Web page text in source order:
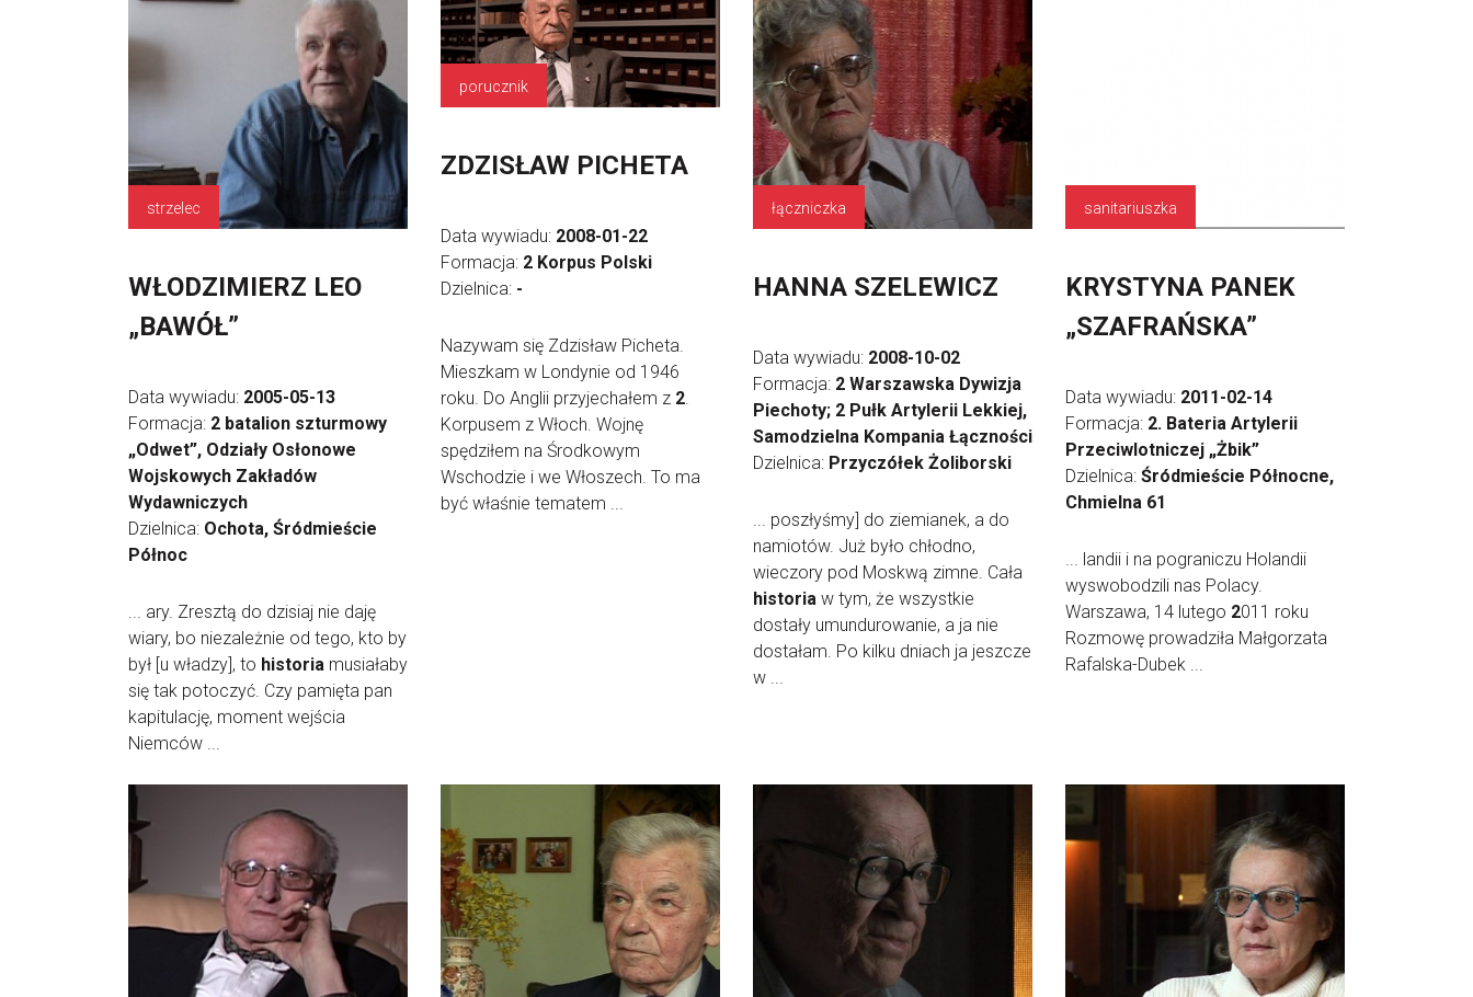
strzelec
WŁODZIMIERZ LEO
„BAWÓŁ”
Data wywiadu: 2005-05-13
Formacja: 2 batalion szturmowy
„Odwet”, Odziały Osłonowe
Wojskowych Zakładów
Wydawniczych
Dzielnica: Ochota, Śródmieście
Północ
... ary. Zresztą do dzisiaj nie daję
wiary, bo niezależnie od tego, kto by
był [u władzy], to historia musiałaby
się tak potoczyć. Czy pamięta pan
kapitulację, moment wejścia
Niemców ...
porucznik
ZDZISŁAW PICHETA
Data wywiadu: 2008-01-22
Formacja: 2 Korpus Polski
Dzielnica: -
Nazywam się Zdzisław Picheta.
Mieszkam w Londynie od 1946
roku. Do Anglii przyjechałem z 2
Korpusem z Włoch. Wojnę
spędziłem na Środkowym
Wschodzie i we Włoszech. To ma
być właśnie tematem ...
łączniczka
HANNA SZELEWICZ
Data wywiadu: 2008-10-02
Formacja: 2 Warszawska Dywizja
Piechoty; 2 Pułk Artylerii Lekkiej,
Samodzielna Kompania Łączności
Dzielnica: Przyczółek Żoliborski
... poszłyśmy] do ziemianek, a do
namiotów. Już było chłodno,
wieczory pod Moskwą zimne. Cała
historia w tym, że wszystkie
dostały umundurowanie, a ja nie
dostałam. Po kilku dniach ja jeszcze
w ...
sanitariuszka
KRYSTYNA PANEK
„SZAFRAŃSKA”
Data wywiadu: 2011-02-14
Formacja: 2. Bateria Artylerii
Przeciwlotniczej „Żbik”
Dzielnica: Śródmieście Północne,
Chmielna 61
... landii i na pograniczu Holandii
wyswobodzili nas Polacy.
Warszawa, 14 lutego 2011 roku
Rozmowę prowadziła Małgorzata
Rafalska-Dubek ...